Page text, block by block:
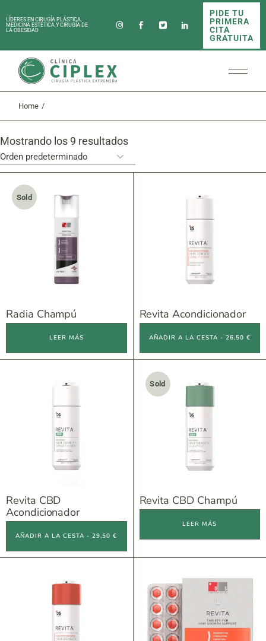
to
theLÍDERES EN CIRUGÍA PLÁSTICA,
MEDICINA ESTÉTICA Y CIRUGÍA DE
LA OBESIDAD
PIDE TU
PRIMERA
CITA
GRATUITA
Home
Mostrando los 9 resultados
Sold
Radia Champú
LEER MÁS
Revita Acondicionador
AÑADIR A LA CESTA - 26,50 €
Revita CBD
Acondicionador
AÑADIR A LA CESTA - 29,50 €
Sold
Revita CBD Champú
LEER MÁS